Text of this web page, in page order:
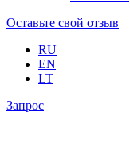
Оставьте свой отзыв
RU
EN
LT
Запрос